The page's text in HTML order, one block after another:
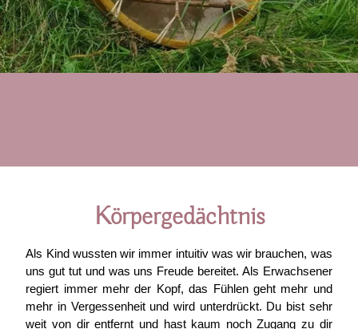
Körpergedächtnis
Als Kind wussten wir immer intuitiv was wir brauchen, was
uns gut tut und was uns Freude bereitet. Als Erwachsener
regiert immer mehr der Kopf, das Fühlen geht mehr und
mehr in Vergessenheit und wird unterdrückt. Du bist sehr
weit von dir entfernt und hast kaum noch Zugang zu dir